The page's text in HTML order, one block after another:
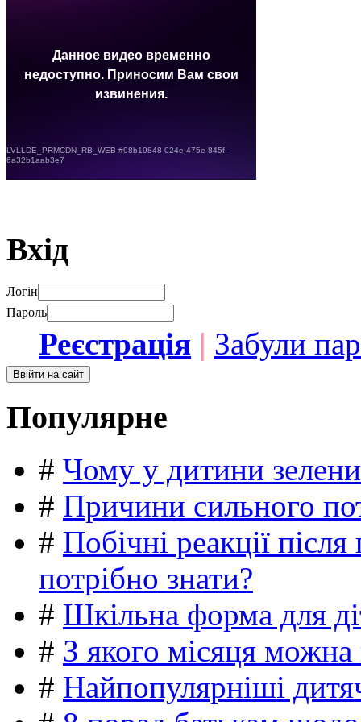
Вхід
Логін
Пароль
Реєстрація | Забули
Популярне
# Чому у дитини
# Причини сильного
# Побічні реакції
потрібно знати?
# Шкільна форма для
# З якого місяця можна
# Найпопулярніші